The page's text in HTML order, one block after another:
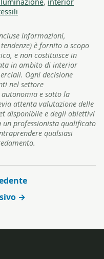
informazioni,
è fornito a scopo
e non costituisce in
in ambito di interior
Ogni decisione
nel settore
autonomia e sotto la
attenta valutazione delle
disponibile e degli obiettivi
professionista qualificato
qualsiasi
→